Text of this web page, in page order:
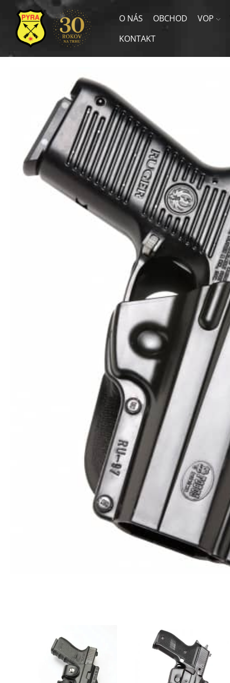
O NÁS OBCHOD VOP
KONTAKT